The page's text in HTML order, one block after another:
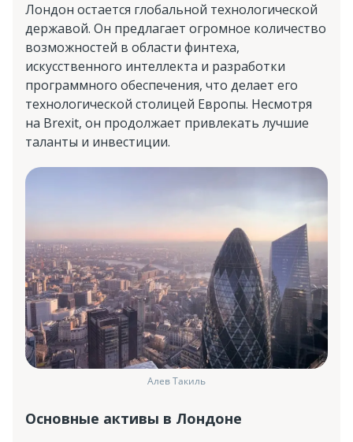
Лондон остается глобальной технологической
державой. Он предлагает огромное количество
возможностей в области финтеха,
искусственного интеллекта и разработки
программного обеспечения, что делает его
технологической столицей Европы. Несмотря
на Brexit, он продолжает привлекать лучшие
таланты и инвестиции.
Алев Такиль
Основные активы в Лондоне